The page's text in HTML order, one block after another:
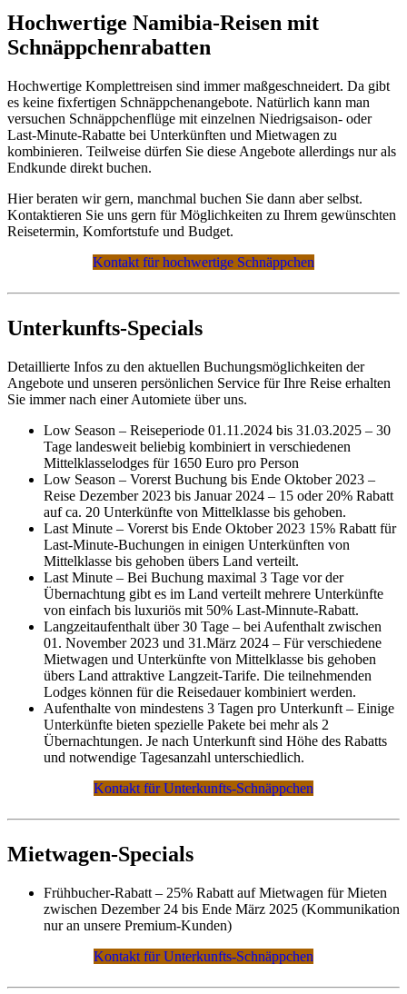
Hochwertige Namibia-Reisen mit
Schnäppchenrabatten
Hochwertige Komplettreisen sind immer maßgeschneidert. Da gibt
es keine fixfertigen Schnäppchenangebote. Natürlich kann man
versuchen Schnäppchenflüge mit einzelnen Niedrigsaison- oder
Last-Minute-Rabatte bei Unterkünften und Mietwagen zu
kombinieren. Teilweise dürfen Sie diese Angebote allerdings nur als
Endkunde direkt buchen.
Hier beraten wir gern, manchmal buchen Sie dann aber selbst.
Kontaktieren Sie uns gern für Möglichkeiten zu Ihrem gewünschten
Reisetermin, Komfortstufe und Budget.
Kontakt für hochwertige Schnäppchen
Unterkunfts-Specials
Detaillierte Infos zu den aktuellen Buchungsmöglichkeiten der
Angebote und unseren persönlichen Service für Ihre Reise erhalten
Sie immer nach einer Automiete über uns.
Low Season – Reiseperiode 01.11.2024 bis 31.03.2025 – 30
Tage landesweit beliebig kombiniert in verschiedenen
Mittelklasselodges für 1650 Euro pro Person
Low Season – Vorerst Buchung bis Ende Oktober 2023 –
Reise Dezember 2023 bis Januar 2024 – 15 oder 20% Rabatt
auf ca. 20 Unterkünfte von Mittelklasse bis gehoben.
Last Minute – Vorerst bis Ende Oktober 2023 15% Rabatt für
Last-Minute-Buchungen in einigen Unterkünften von
Mittelklasse bis gehoben übers Land verteilt.
Last Minute – Bei Buchung maximal 3 Tage vor der
Übernachtung gibt es im Land verteilt mehrere Unterkünfte
von einfach bis luxuriös mit 50% Last-Minnute-Rabatt.
Langzeitaufenthalt über 30 Tage – bei Aufenthalt zwischen
01. November 2023 und 31.März 2024 – Für verschiedene
Mietwagen und Unterkünfte von Mittelklasse bis gehoben
übers Land attraktive Langzeit-Tarife. Die teilnehmenden
Lodges können für die Reisedauer kombiniert werden.
Aufenthalte von mindestens 3 Tagen pro Unterkunft – Einige
Unterkünfte bieten spezielle Pakete bei mehr als 2
Übernachtungen. Je nach Unterkunft sind Höhe des Rabatts
und notwendige Tagesanzahl unterschiedlich.
Kontakt für Unterkunfts-Schnäppchen
Mietwagen-Specials
Frühbucher-Rabatt – 25% Rabatt auf Mietwagen für Mieten
zwischen Dezember 24 bis Ende März 2025 (Kommunikation
nur an unsere Premium-Kunden)
Kontakt für Unterkunfts-Schnäppchen